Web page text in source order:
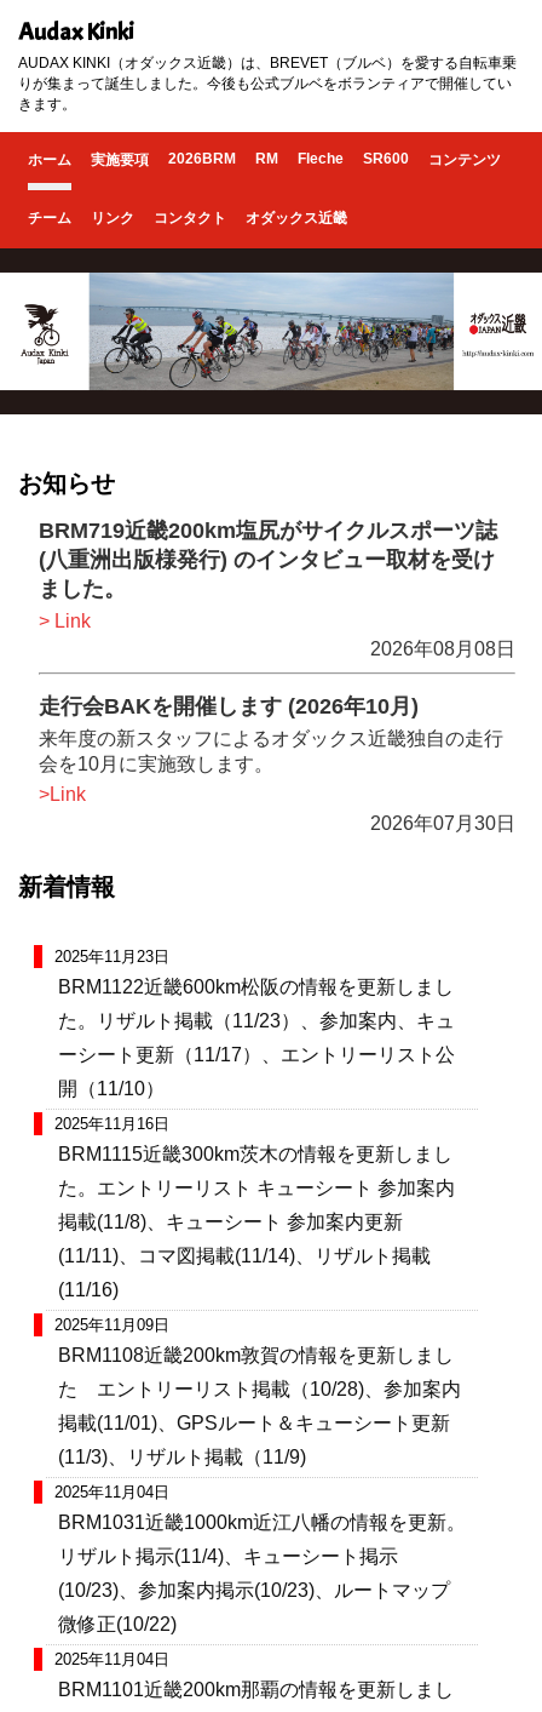
Audax Kinki
AUDAX KINKI（オダックス近畿）は、BREVET（ブルベ）を愛する自転車乗
りが集まって誕生しました。今後も公式ブルベをボランティアで開催してい
きます。
ホーム 実施要項 2026BRM RM Fleche SR600 コンテンツ
チーム リンク コンタクト オダックス近畿
お知らせ
BRM719近畿200km塩尻がサイクルスポーツ誌
(八重洲出版様発行) のインタビュー取材を受け
ました。
> Link
2026年08月08日
走行会BAKを開催します (2026年10月)
来年度の新スタッフによるオダックス近畿独自の走行
会を10月に実施致します。
>Link
2026年07月30日
新着情報
2025年11月23日
BRM1122近畿600km松阪の情報を更新しまし
た。リザルト掲載（11/23）、参加案内、キュ
ーシート更新（11/17）、エントリーリスト公
開（11/10）
2025年11月16日
BRM1115近畿300km茨木の情報を更新しまし
た。エントリーリスト キューシート 参加案内
掲載(11/8)、キューシート 参加案内更新
(11/11)、コマ図掲載(11/14)、リザルト掲載
(11/16)
2025年11月09日
BRM1108近畿200km敦賀の情報を更新しまし
た エントリーリスト掲載（10/28)、参加案内
掲載(11/01)、GPSルート＆キューシート更新
(11/3)、リザルト掲載（11/9)
2025年11月04日
BRM1031近畿1000km近江八幡の情報を更新。
リザルト掲示(11/4)、キューシート掲示
(10/23)、参加案内掲示(10/23)、ルートマップ
微修正(10/22)
2025年11月04日
BRM1101近畿200km那覇の情報を更新しまし